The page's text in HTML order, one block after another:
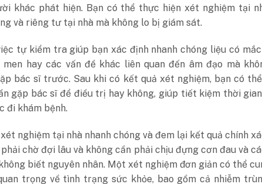
khác phát hiện. Bạn có thể thực hiện xét nghiệm tại
và riêng tư tại nhà mà không lo bị giám sát.
tự kiểm tra giúp bạn xác định nhanh chóng liệu có
men hay các vấn đề khác liên quan đến âm đạo mà
bác sĩ trước. Sau khi có kết quả xét nghiệm, bạn có
gặp bác sĩ để điều trị hay không, giúp tiết kiệm thời
đi khám bệnh.
nghiệm tại nhà nhanh chóng và đem lại kết quả chính
chờ đợi lâu và không cần phải chịu đựng cơn đau và
biết nguyên nhân. Một xét nghiệm đơn giản có thể
trọng về tình trạng sức khỏe, bao gồm cả nhiễm